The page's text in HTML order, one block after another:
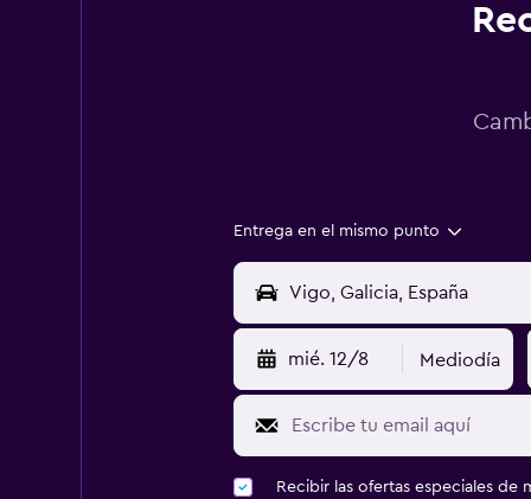
Entrega en el mismo punto
mié. 12/8 Mediodía
Recibir las ofertas especiales de